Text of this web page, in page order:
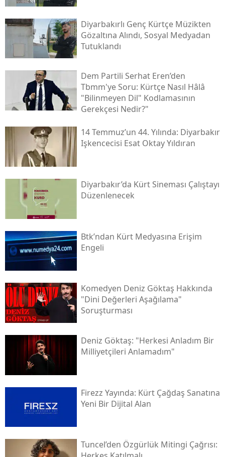
Diyarbakırlı Genç Kürtçe Müzikten
Gözaltına Alındı, Sosyal Medyadan
Tutuklandı
Dem Partili Serhat Eren’den
Tbmm'ye Soru: Kürtçe Nasıl Hâlâ
"bilinmeyen Dil" Kodlamasının
Gerekçesi Nedir?"
14 Temmuz’un 44. Yılında: Diyarbakır
Işkencecisi Esat Oktay Yıldıran
Diyarbakır’da Kürt Sineması Çalıştayı
Düzenlenecek
Btk’ndan Kürt Medyasına Erişim
Engeli
Komedyen Deniz Göktaş Hakkında
"dini Değerleri Aşağılama"
Soruşturması
Deniz Göktaş: "herkesi Anladım Bir
Milliyetçileri Anlamadım"
Firezz Yayında: Kürt Çağdaş Sanatına
Yeni Bir Dijital Alan
Tuncel’den Özgürlük Mitingi Çağrısı: